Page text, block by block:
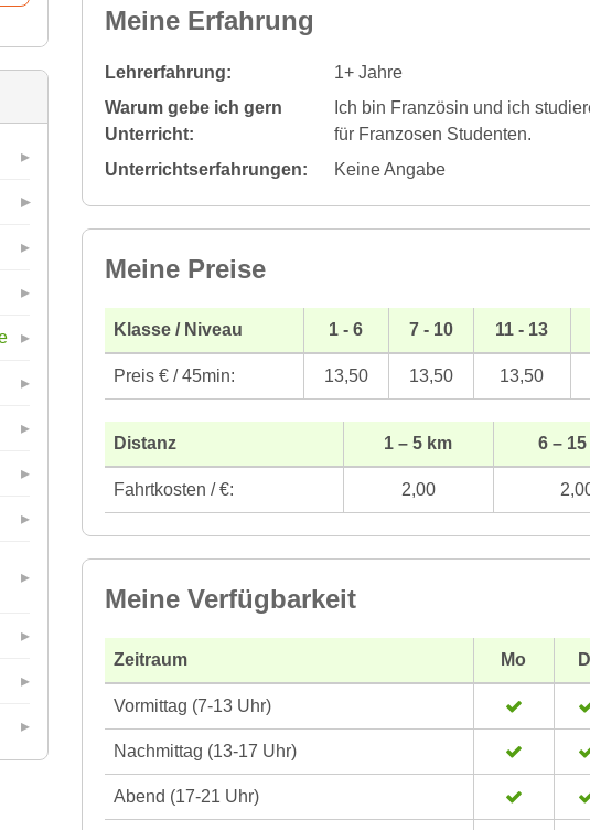
Meine Erfahrung
Lehrerfahrung:
1+ Jahre
Warum gebe ich gern
Unterricht:
Ich bin Französin und ich
für Franzosen Studenten.
Unterrichtserfahrungen:
Keine Angabe
Meine Preise
Klasse / Niveau 1 - 6 7 - 10 11 - 13
Preis € / 45min: 13,50 13,50 13,50
Distanz 1 – 5 km 6 –
Fahrtkosten / €: 2,00
Meine Verfügbarkeit
Zeitraum Mo
Vormittag (7-13 Uhr)
Nachmittag (13-17 Uhr)
Abend (17-21 Uhr)